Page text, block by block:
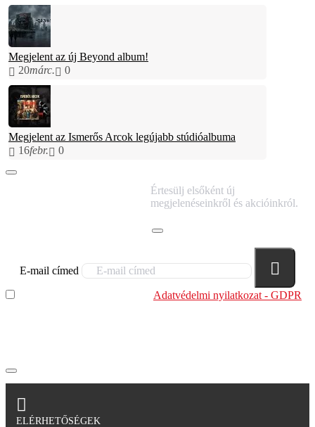
Megjelent az új Beyond album!
20márc. 0
Megjelent az Ismerős Arcok legújabb stúdióalbuma
16febr. 0
Értesülj elsőként új
megjelenéseinkről és akcióinkról.
E-mail címed
Adatvédelmi nyilatkozat - GDPR
ELÉRHETŐSÉGEK